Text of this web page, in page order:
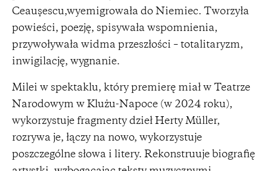
Ceaușescu,wyemigrowała do Niemiec. Tworzyła
powieści, poezję, spisywała wspomnienia,
przywoływała widma przeszłości – totalitaryzm,
inwigilację, wygnanie.
Milei w spektaklu, który premierę miał w Teatrze
Narodowym w Klużu-Napoce (w 2024 roku),
wykorzystuje fragmenty dzieł Herty Müller,
rozrywa je, łączy na nowo, wykorzystuje
poszczególne słowa i litery. Rekonstruuje biografię